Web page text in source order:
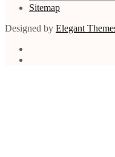
Sitemap
Designed by Elegant